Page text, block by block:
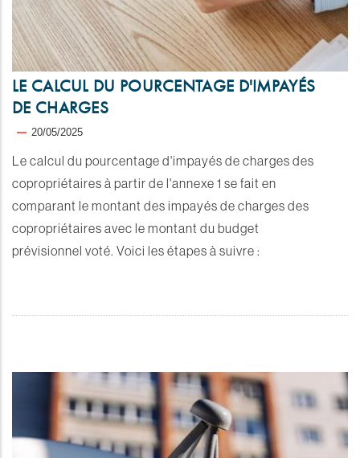
LE CALCUL DU POURCENTAGE D'IMPAYÉS
DE CHARGES
20/05/2025
Le calcul du pourcentage d'impayés de charges des
copropriétaires à partir de l'annexe 1 se fait en
comparant le montant des impayés de charges des
copropriétaires avec le montant du budget
prévisionnel voté. Voici les étapes à suivre :